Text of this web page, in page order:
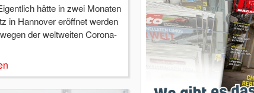
hätte in zwei Monaten
in Hannover eröffnet werden
der weltweiten Corona-